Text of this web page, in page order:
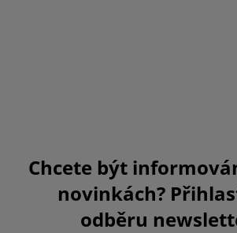
Chcete být
novinkách?
odběru